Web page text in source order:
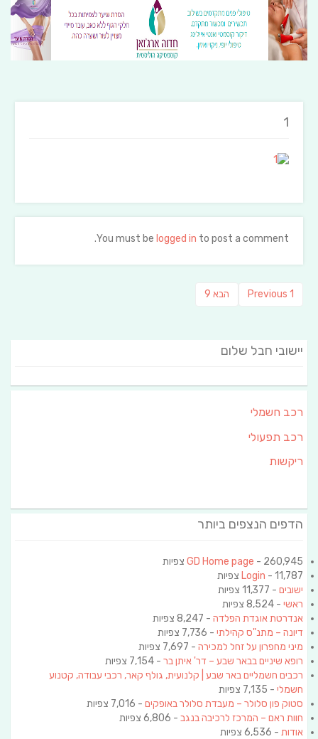
1
You must be logged in to post a comment.
Previous
Previous 1 הבא פוסט
9
יישובי חבל שלום
רכב חשמלי
רכב תפעולי
ריקשות
הדפים הנצפים ביותר
GD Home page - 260,945 צפיות
Login - 11,787 צפיות
ישובים - 11,377 צפיות
ראשי - 8,524 צפיות
אנדרטת אוגדת הפלדה - 8,247 צפיות
דיונה – מתנ"ס קהילתי - 7,736 צפיות
מיני מחפרון על זחל למכירה - 7,697 צפיות
רופא שיניים בבאר שבע – דר' איתן בר - 7,154 צפיות
רכבים חשמליים באר שבע | קלנועית, גולף קאר, רכבי עבודה, קטנוע
חשמלי - 7,135 צפיות
סטוק פון סלולר – מעבדת סלולר באופקים - 7,016 צפיות
חוות ראם – המרכז לרכיבה בנגב - 6,806 צפיות
אודות - 6,536 צפיות